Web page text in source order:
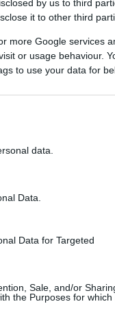
by us to third
it to other third
more Google services
or usage behaviour.
to use your data for
data.
Data.
Data for Targeted
Sale, and/or
the Purposes for which
θέμα στην Ελλάδα,
και σε
2 ημέρες